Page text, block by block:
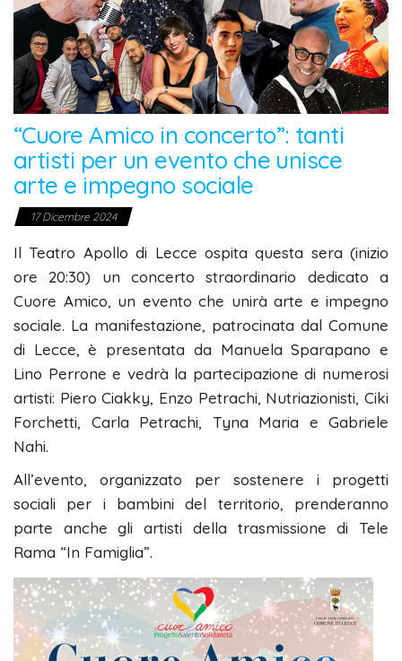
“Cuore Amico in concerto”: tanti
artisti per un evento che unisce
arte e impegno sociale
17 Dicembre 2024
Il Teatro Apollo di Lecce ospita questa sera (inizio
ore 20:30) un concerto straordinario dedicato a
Cuore Amico, un evento che unirà arte e impegno
sociale. La manifestazione, patrocinata dal Comune
di Lecce, è presentata da Manuela Sparapano e
Lino Perrone e vedrà la partecipazione di numerosi
artisti: Piero Ciakky, Enzo Petrachi, Nutriazionisti, Ciki
Forchetti, Carla Petrachi, Tyna Maria e Gabriele
Nahi.
All’evento, organizzato per sostenere i progetti
sociali per i bambini del territorio, prenderanno
parte anche gli artisti della trasmissione di Tele
Rama “In Famiglia”.